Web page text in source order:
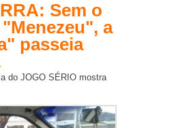
Sem o
a
passeia
do JOGO SÉRIO mostra